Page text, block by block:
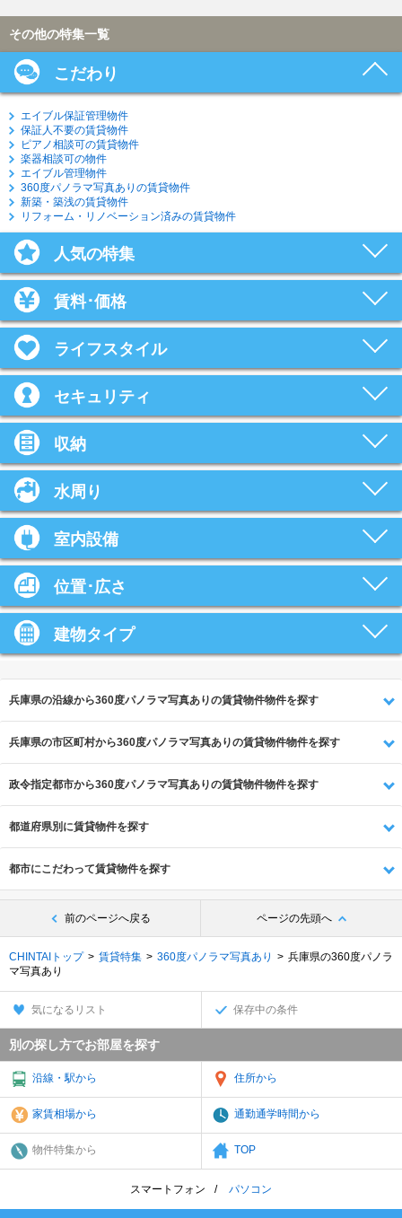
その他の特集一覧
こだわり
エイブル保証管理物件
保証人不要の賃貸物件
ピアノ相談可の賃貸物件
楽器相談可の物件
エイブル管理物件
360度パノラマ写真ありの賃貸物件
新築・築浅の賃貸物件
リフォーム・リノベーション済みの賃貸物件
人気の特集
賃料･価格
ライフスタイル
セキュリティ
収納
水周り
室内設備
位置･広さ
建物タイプ
兵庫県の沿線から360度パノラマ写真ありの賃貸物件物件を探す
兵庫県の市区町村から360度パノラマ写真ありの賃貸物件物件を探す
政令指定都市から360度パノラマ写真ありの賃貸物件物件を探す
都道府県別に賃貸物件を探す
都市にこだわって賃貸物件を探す
前のページへ戻る ページの先頭へ
CHINTAIトップ 賃貸特集 360度パノラマ写真あり
兵庫県の360度パノラ
マ写真あり
気になるリスト 保存中の条件
別の探し方でお部屋を探す
沿線・駅から 住所から
家賃相場から 通勤通学時間から
物件特集から TOP
スマートフォン パソコン